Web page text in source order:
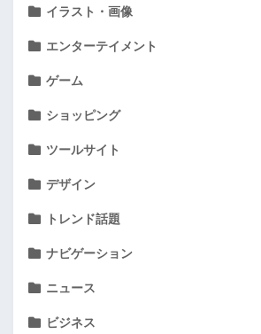
イラスト・画像
エンターテイメント
ゲーム
ショッピング
ツールサイト
デザイン
トレンド話題
ナビゲーション
ニュース
ビジネス